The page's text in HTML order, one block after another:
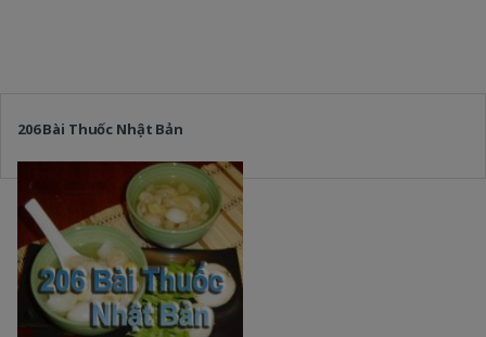
206 Bài Thuốc Nhật Bản